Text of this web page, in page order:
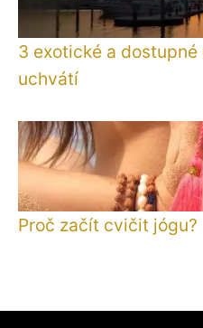
3 exotické a
uchvátí
Proč začít cvičit jógu?